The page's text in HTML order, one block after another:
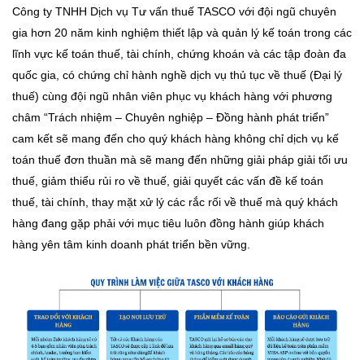
Công ty TNHH Dịch vụ Tư vấn thuế TASCO với đội ngũ chuyên
gia hơn 20 năm kinh nghiệm thiết lập và quản lý kế toán trong các
lĩnh vực kế toán thuế, tài chính, chứng khoán và các tập đoàn đa
quốc gia, có chứng chỉ hành nghề dịch vụ thủ tục về thuế (Đại lý
thuế) cùng đội ngũ nhân viên phục vụ khách hàng với phương
châm “Trách nhiệm – Chuyên nghiệp – Đồng hành phát triển”
cam kết sẽ mang đến cho quý khách hàng không chỉ dịch vụ kế
toán thuế đơn thuần mà sẽ mang đến những giải pháp giải tối ưu
thuế, giảm thiểu rủi ro về thuế, giải quyết các vấn đề kế toán
thuế, tài chính, thay mặt xử lý các rắc rối về thuế mà quý khách
hàng đang gặp phải với mục tiêu luôn đồng hành giúp khách
hàng yên tâm kinh doanh phát triển bền vững.